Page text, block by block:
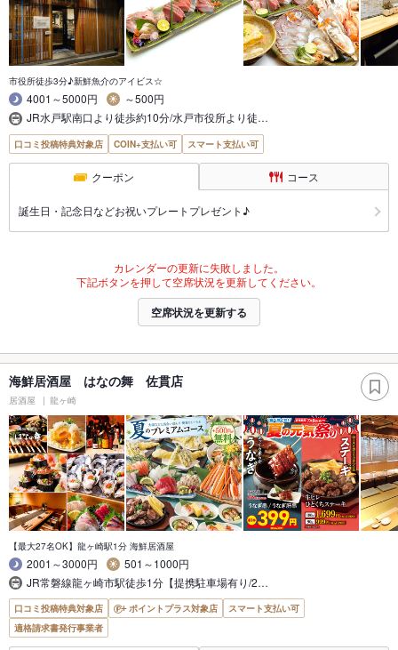
市役所徒歩3分♪新鮮魚介のアイビス☆
4001～5000円
～500円
JR水戸駅南口より徒歩約10分/水戸市役所より徒…
口コミ投稿特典対象店 COIN+支払い可 スマート支払い可
クーポン コース
誕生日・記念日などお祝いプレートプレゼント♪
カレンダーの更新に失敗しました。
下記ボタンを押して空席状況を更新してください。
空席状況を更新する
海鮮居酒屋 はなの舞 佐貫店
居酒屋 龍ヶ崎
【最大27名OK】龍ヶ崎駅1分 海鮮居酒屋
2001～3000円
501～1000円
JR常磐線龍ヶ崎市駅徒歩1分【提携駐車場有り/2…
口コミ投稿特典対象店 ポイントプラス対象店
スマート支払い可
適格請求書発行事業者